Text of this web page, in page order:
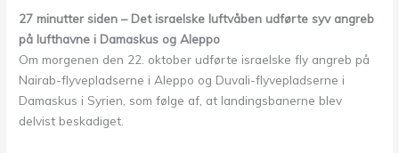
27 minutter siden – Det israelske luftvåben udførte syv angreb
på lufthavne i Damaskus og Aleppo
Om morgenen den 22. oktober udførte israelske fly angreb på
Nairab-flyvepladserne i Aleppo og Duvali-flyvepladserne i
Damaskus i Syrien, som følge af, at landingsbanerne blev
delvist beskadiget.